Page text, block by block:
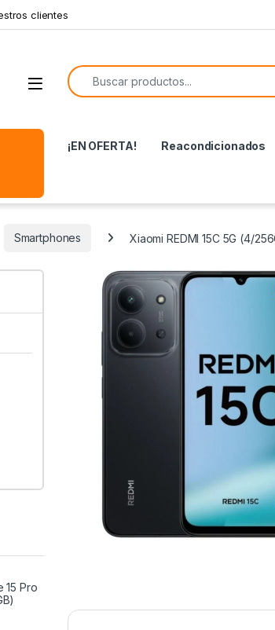
clientes
Open
Search for:
¡EN OFERTA! Reacondicionados
Smartphones Xiaomi REDMI 15C 5G (4/
15 Pro